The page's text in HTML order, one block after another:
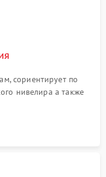
сориентирует по
нивелира а также